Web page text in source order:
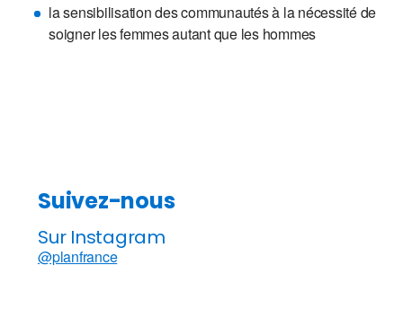
la sensibilisation des communautés à la nécessité de
soigner les femmes autant que les hommes
Suivez-nous
Sur Instagram
@planfrance